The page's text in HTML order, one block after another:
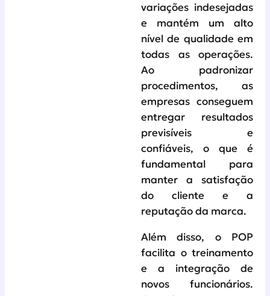
variações indesejadas
e mantém um alto
nível de qualidade em
todas as operações.
Ao padronizar
procedimentos, as
empresas conseguem
entregar resultados
previsíveis e
confiáveis, o que é
fundamental para
manter a satisfação
do cliente e a
reputação da marca.
Além disso, o POP
facilita o treinamento
e a integração de
novos funcionários.